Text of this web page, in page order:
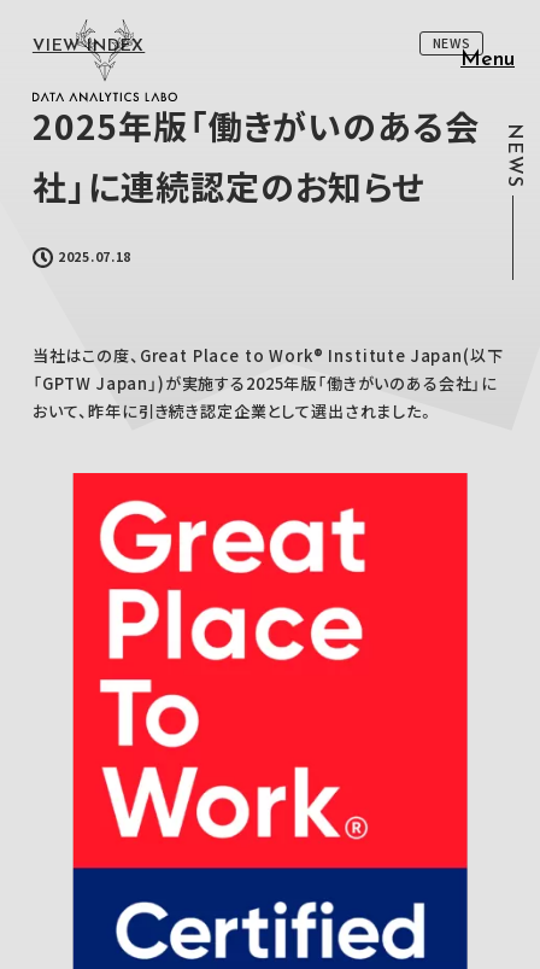
Menu
NEWS
VIEW INDEX
2025年版「働きがいのある会
社」に連続認定のお知らせ
2025.07.18
NEWS
当社はこの度、Great Place to Work® Institute Japan(以下
「GPTW Japan」)が実施する2025年版「働きがいのある会社」に
おいて、昨年に引き続き認定企業として選出されました。